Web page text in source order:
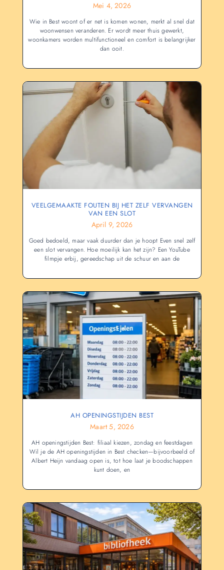
Mei 4, 2026
Wie in Best woont of er net is komen wonen, merkt al snel dat
woonwensen veranderen. Er wordt meer thuis gewerkt,
woonkamers worden multifunctioneel en comfort is belangrijker
dan ooit.
VEELGEMAAKTE FOUTEN BIJ HET ZELF VERVANGEN
VAN EEN SLOT
April 9, 2026
Goed bedoeld, maar vaak duurder dan je hoopt Even snel zelf
een slot vervangen. Hoe moeilijk kan het zijn? Een YouTube
filmpje erbij, gereedschap uit de schuur en aan de
AH OPENINGSTIJDEN BEST
Maart 5, 2026
AH openingstijden Best: filiaal kiezen, zondag en feestdagen
Wil je de AH openingstijden in Best checken—bijvoorbeeld of
Albert Heijn vandaag open is, tot hoe laat je boodschappen
kunt doen, en